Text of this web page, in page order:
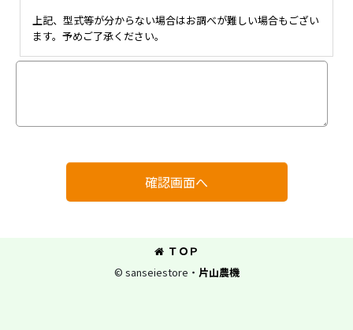
上記、型式等が分からない場合はお調べが難しい場合もござい
ます。予めご了承ください。
確認画面へ
ＴＯＰ
© sanseiestore・ 片山農機